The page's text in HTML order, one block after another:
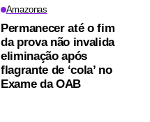
Amazonas
Permanecer até o fim
da prova não invalida
eliminação após
flagrante de ‘cola’ no
Exame da OAB